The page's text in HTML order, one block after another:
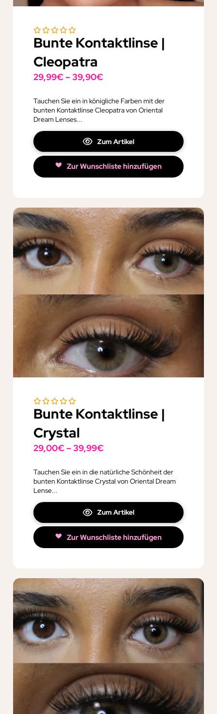
Bunte Kontaktlinse |
Cleopatra
29,99€–39,90€
Tauchen Sie ein in königliche Farben mit der
bunten Kontaktlinse Cleopatra von Oriental
Dream Lenses...
Zum Artikel
Zur Wunschliste hinzufügen
Bunte Kontaktlinse |
Crystal
29,00€–39,99€
Tauchen Sie ein in die natürliche Schönheit der
bunten Kontaktlinse Crystal von Oriental Dream
Lense...
Zum Artikel
Zur Wunschliste hinzufügen